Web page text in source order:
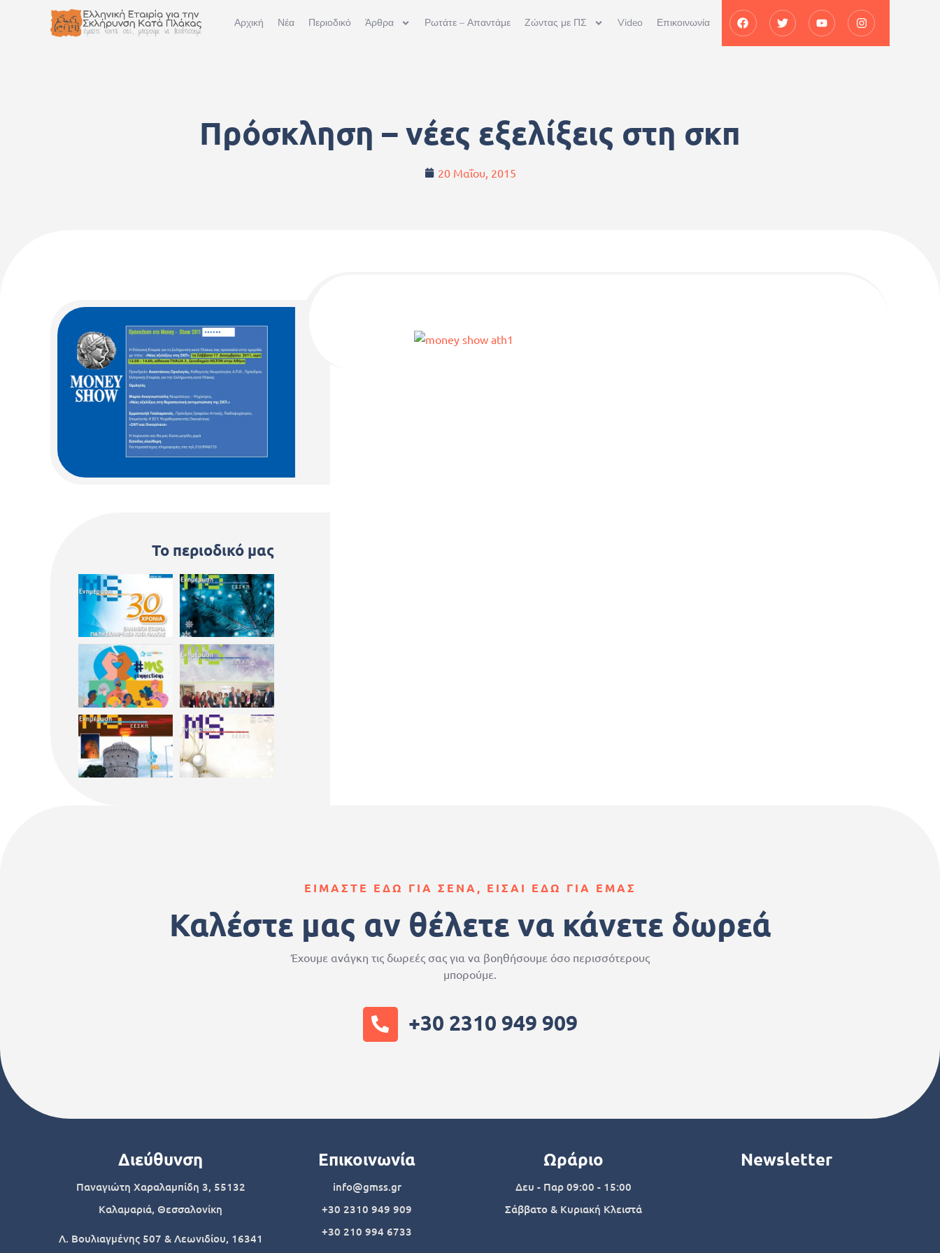
Αρχική Νέα Περιοδικό Άρθρα Ρωτάτε – Απαντάμε Ζώντας με ΠΣ Video Επικοινωνία
Πρόσκληση – νέες εξελίξεις στη σκπ
20 Μαΐου, 2015
Το περιοδικό μας
ΕΙΜΑΣΤΕ ΕΔΩ ΓΙΑ ΣΕΝΑ, ΕΙΣΑΙ ΕΔΩ ΓΙΑ ΕΜΑΣ
Καλέστε μας αν θέλετε να κάνετε δωρεά
Έχουμε ανάγκη τις δωρεές σας για να βοηθήσουμε όσο περισσότερους
μπορούμε.
+30 2310 949 909
Διεύθυνση
Παναγιώτη Χαραλαμπίδη 3, 55132
Καλαμαριά, Θεσσαλονίκη
Λ. Βουλιαγμένης 507 & Λεωνιδίου, 16341
Επικοινωνία
info@gmss.gr
+30 2310 949 909
+30 210 994 6733
Ωράριο
Δευ - Παρ 09:00 - 15:00
Σάββατο & Κυριακή Κλειστά
Newsletter